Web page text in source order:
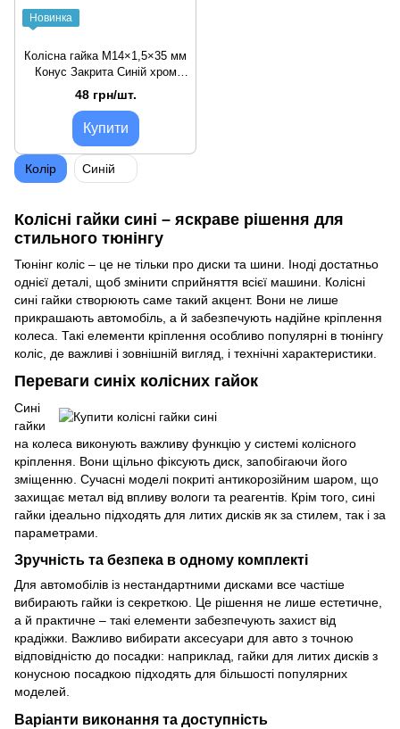
Новинка
Колісна гайка M14×1,5×35 мм
Конус Закрита Синій хром
ключ 19 для Ford, Dodge,
Ssang Yong
48 грн/шт.
Купити
Колісні гайки сині – яскраве рішення для
стильного тюнінгу
Тюнінг коліс – це не тільки про диски та шини. Іноді достатньо
однієї деталі, щоб змінити сприйняття всієї машини. Колісні
сині гайки створюють саме такий акцент. Вони не лише
прикрашають автомобіль, а й забезпечують надійне кріплення
колеса. Такі елементи кріплення особливо популярні в тюнінгу
коліс, де важливі і зовнішній вигляд, і технічні характеристики.
Переваги синіх колісних гайок
Сині
гайки
на колеса виконують важливу функцію у системі колісного
кріплення. Вони щільно фіксують диск, запобігаючи його
зміщенню. Сучасні моделі покриті антикорозійним шаром, що
захищає метал від впливу вологи та реагентів. Крім того, сині
гайки ідеально підходять для литих дисків як за стилем, так і за
параметрами.
Зручність та безпека в одному комплекті
Для автомобілів із нестандартними дисками все частіше
вибирають гайки із секреткою. Це рішення не лише естетичне,
а й практичне – такі елементи забезпечують захист від
крадіжки. Важливо вибирати аксесуари для авто з точною
відповідністю до посадки: наприклад, гайки для литих дисків з
конусною посадкою підходять для більшості популярних
моделей.
Варіанти виконання та доступність
Колір Синій